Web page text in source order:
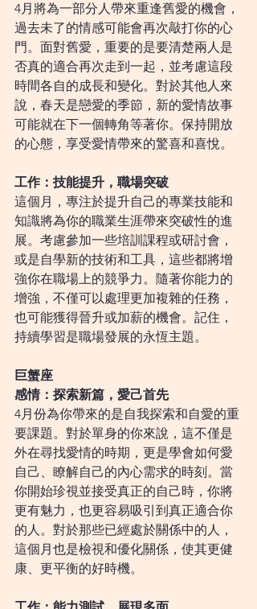
4月將為一部分人帶來重逢舊愛的機會，
過去未了的情感可能會再次敲打你的心
門。面對舊愛，重要的是要清楚兩人是
否真的適合再次走到一起，並考慮這段
時間各自的成長和變化。對於其他人來
說，春天是戀愛的季節，新的愛情故事
可能就在下一個轉角等著你。保持開放
的心態，享受愛情帶來的驚喜和喜悅。
工作：技能提升，職場突破
這個月，專注於提升自己的專業技能和
知識將為你的職業生涯帶來突破性的進
展。考慮參加一些培訓課程或研討會，
或是自學新的技術和工具，這些都將增
強你在職場上的競爭力。隨著你能力的
增強，不僅可以處理更加複雜的任務，
也可能獲得晉升或加薪的機會。記住，
持續學習是職場發展的永恆主題。
巨蟹座
感情：探索新篇，愛己首先
4月份為你帶來的是自我探索和自愛的重
要課題。對於單身的你來說，這不僅是
外在尋找愛情的時期，更是學會如何愛
自己、瞭解自己的內心需求的時刻。當
你開始珍視並接受真正的自己時，你將
更有魅力，也更容易吸引到真正適合你
的人。對於那些已經處於關係中的人，
這個月也是檢視和優化關係，使其更健
康、更平衡的好時機。